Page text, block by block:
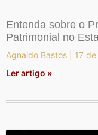
Entenda sobre o
Patrimonial no
Agnaldo Bastos
17
Ler artigo »